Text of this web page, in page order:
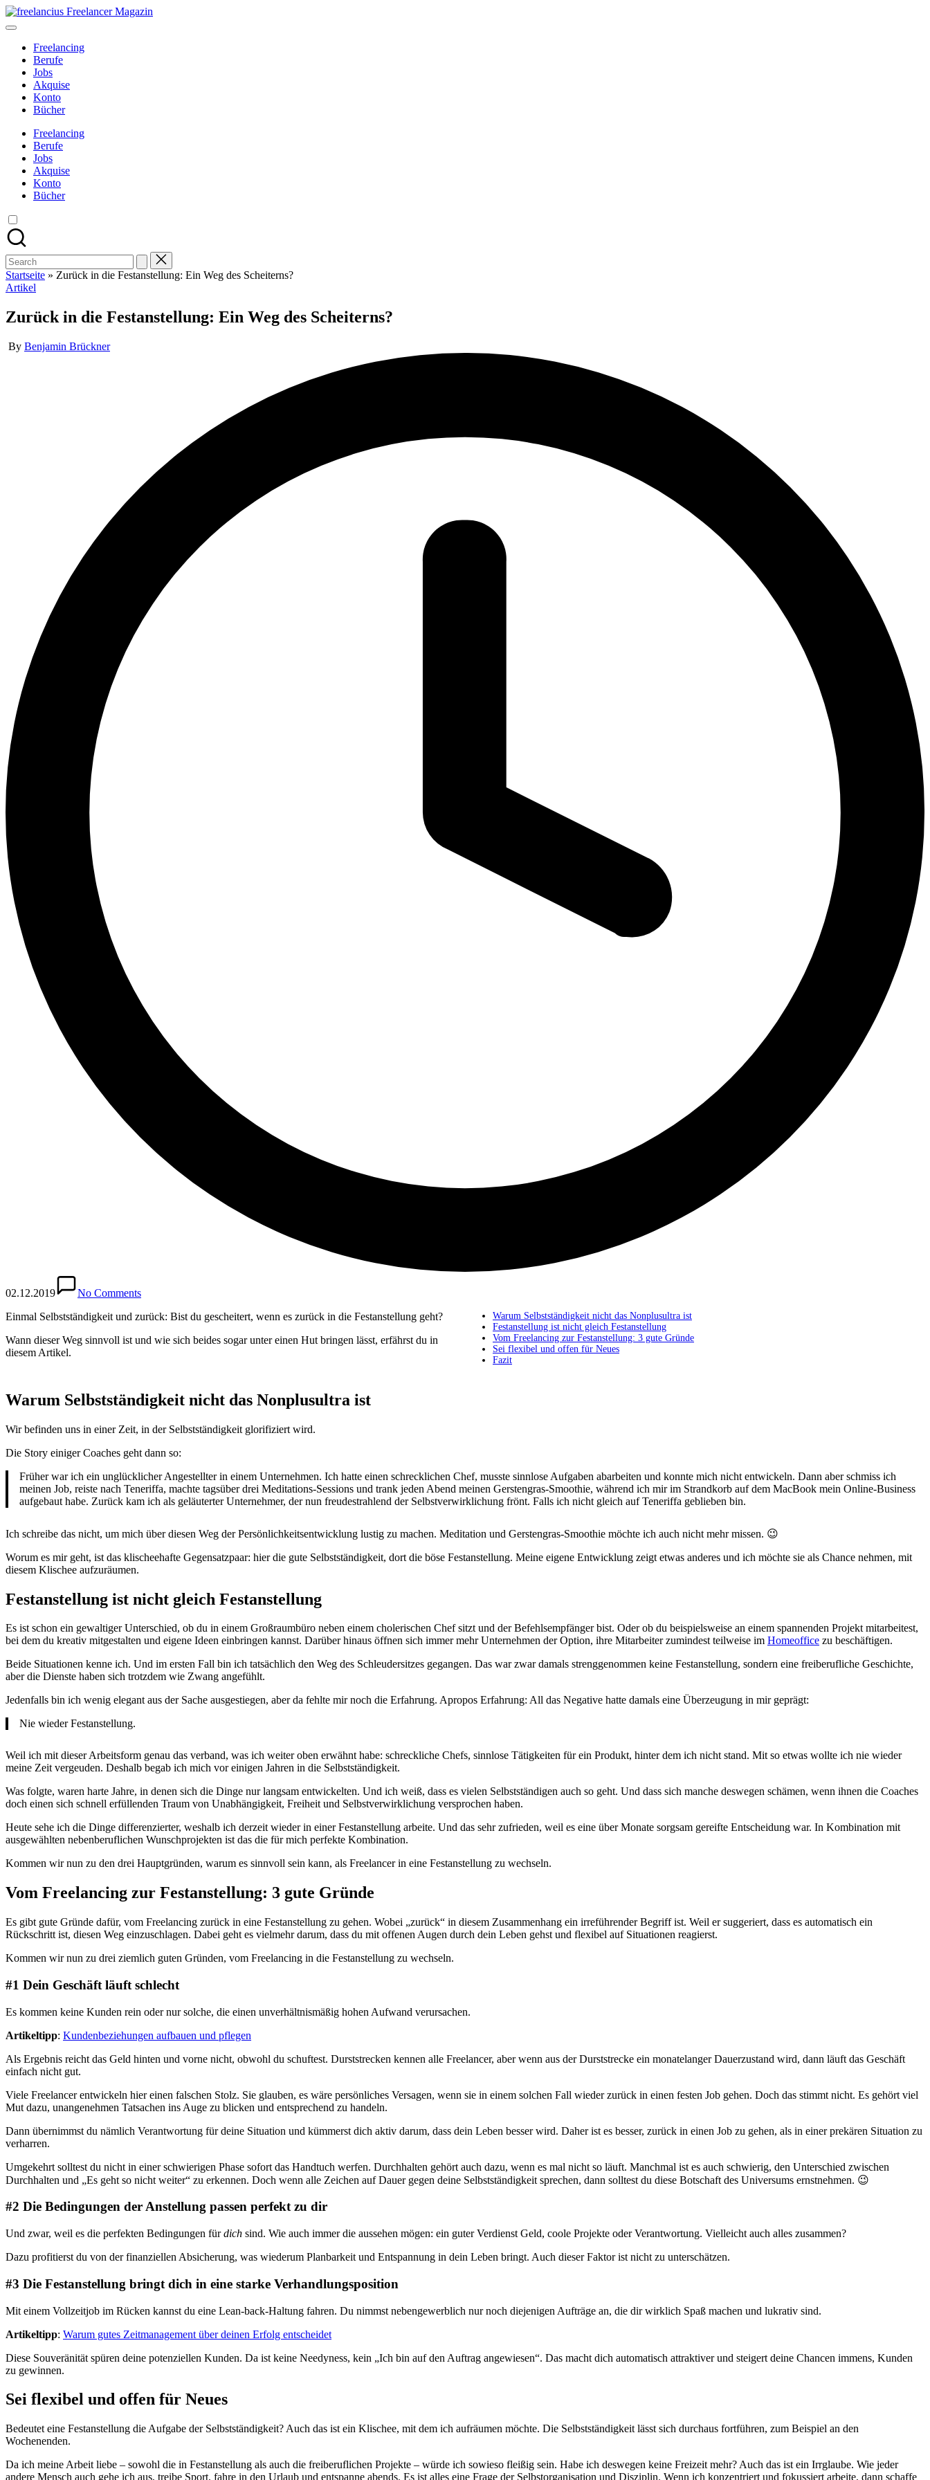
Skip
to
Das
Wohnzimmer
Freelancer
Freelancing
Berufe
Jobs
Akquise
Konto
Bücher
Freelancing
Berufe
Jobs
Akquise
Konto
Bücher
Search
for:
Startseite » Zurück in die Festanstellung: Ein Weg des Scheiterns?
Posted
Artikel
Zurück in die Festanstellung: Ein Weg des Scheiterns?
Posted
By Benjamin Brückner
02.12.2019
No Comments
Einmal Selbstständigkeit und zurück: Bist du gescheitert, wenn es zurück in die Festanstellung geht?
Wann dieser Weg sinnvoll ist und wie sich beides sogar unter einen Hut bringen lässt, erfährst du in
diesem Artikel.
Warum Selbstständigkeit nicht das Nonplusultra ist
Festanstellung ist nicht gleich Festanstellung
Vom Freelancing zur Festanstellung: 3 gute Gründe
Sei flexibel und offen für Neues
Fazit
Warum Selbstständigkeit nicht das Nonplusultra ist
Wir befinden uns in einer Zeit, in der Selbstständigkeit glorifiziert wird.
Die Story einiger Coaches geht dann so:
Früher war ich ein unglücklicher Angestellter in einem Unternehmen. Ich hatte einen schrecklichen Chef, musste sinnlose Aufgaben abarbeiten und konnte mich nicht entwickeln. Dann aber schmiss ich
meinen Job, reiste nach Teneriffa, machte tagsüber drei Meditations-Sessions und trank jeden Abend meinen Gerstengras-Smoothie, während ich mir im Strandkorb auf dem MacBook mein Online-Business
aufgebaut habe. Zurück kam ich als geläuterter Unternehmer, der nun freudestrahlend der Selbstverwirklichung frönt. Falls ich nicht gleich auf Teneriffa geblieben bin.
Ich schreibe das nicht, um mich über diesen Weg der Persönlichkeitsentwicklung lustig zu machen. Meditation und Gerstengras-Smoothie möchte ich auch nicht mehr missen. 😉
Worum es mir geht, ist das klischeehafte Gegensatzpaar: hier die gute Selbstständigkeit, dort die böse Festanstellung. Meine eigene Entwicklung zeigt etwas anderes und ich möchte sie als Chance nehmen, mit
diesem Klischee aufzuräumen.
Festanstellung ist nicht gleich Festanstellung
Es ist schon ein gewaltiger Unterschied, ob du in einem Großraumbüro neben einem cholerischen Chef sitzt und der Befehlsempfänger bist. Oder ob du beispielsweise an einem spannenden Projekt mitarbeitest,
bei dem du kreativ mitgestalten und eigene Ideen einbringen kannst. Darüber hinaus öffnen sich immer mehr Unternehmen der Option, ihre Mitarbeiter zumindest teilweise im Homeoffice zu beschäftigen.
Beide Situationen kenne ich. Und im ersten Fall bin ich tatsächlich den Weg des Schleudersitzes gegangen. Das war zwar damals strenggenommen keine Festanstellung, sondern eine freiberufliche Geschichte,
aber die Dienste haben sich trotzdem wie Zwang angefühlt.
Jedenfalls bin ich wenig elegant aus der Sache ausgestiegen, aber da fehlte mir noch die Erfahrung. Apropos Erfahrung: All das Negative hatte damals eine Überzeugung in mir geprägt:
Nie wieder Festanstellung.
Weil ich mit dieser Arbeitsform genau das verband, was ich weiter oben erwähnt habe: schreckliche Chefs, sinnlose Tätigkeiten für ein Produkt, hinter dem ich nicht stand. Mit so etwas wollte ich nie wieder
meine Zeit vergeuden. Deshalb begab ich mich vor einigen Jahren in die Selbstständigkeit.
Was folgte, waren harte Jahre, in denen sich die Dinge nur langsam entwickelten. Und ich weiß, dass es vielen Selbstständigen auch so geht. Und dass sich manche deswegen schämen, wenn ihnen die Coaches
doch einen sich schnell erfüllenden Traum von Unabhängigkeit, Freiheit und Selbstverwirklichung versprochen haben.
Heute sehe ich die Dinge differenzierter, weshalb ich derzeit wieder in einer Festanstellung arbeite. Und das sehr zufrieden, weil es eine über Monate sorgsam gereifte Entscheidung war. In Kombination mit
ausgewählten nebenberuflichen Wunschprojekten ist das die für mich perfekte Kombination.
Kommen wir nun zu den drei Hauptgründen, warum es sinnvoll sein kann, als Freelancer in eine Festanstellung zu wechseln.
Vom Freelancing zur Festanstellung: 3 gute Gründe
Es gibt gute Gründe dafür, vom Freelancing zurück in eine Festanstellung zu gehen. Wobei „zurück“ in diesem Zusammenhang ein irreführender Begriff ist. Weil er suggeriert, dass es automatisch ein
Rückschritt ist, diesen Weg einzuschlagen. Dabei geht es vielmehr darum, dass du mit offenen Augen durch dein Leben gehst und flexibel auf Situationen reagierst.
Kommen wir nun zu drei ziemlich guten Gründen, vom Freelancing in die Festanstellung zu wechseln.
#1 Dein Geschäft läuft schlecht
Es kommen keine Kunden rein oder nur solche, die einen unverhältnismäßig hohen Aufwand verursachen.
Artikeltipp: Kundenbeziehungen aufbauen und pflegen
Als Ergebnis reicht das Geld hinten und vorne nicht, obwohl du schuftest. Durststrecken kennen alle Freelancer, aber wenn aus der Durststrecke ein monatelanger Dauerzustand wird, dann läuft das Geschäft
einfach nicht gut.
Viele Freelancer entwickeln hier einen falschen Stolz. Sie glauben, es wäre persönliches Versagen, wenn sie in einem solchen Fall wieder zurück in einen festen Job gehen. Doch das stimmt nicht. Es gehört viel
Mut dazu, unangenehmen Tatsachen ins Auge zu blicken und entsprechend zu handeln.
Dann übernimmst du nämlich Verantwortung für deine Situation und kümmerst dich aktiv darum, dass dein Leben besser wird. Daher ist es besser, zurück in einen Job zu gehen, als in einer prekären Situation zu
verharren.
Umgekehrt solltest du nicht in einer schwierigen Phase sofort das Handtuch werfen. Durchhalten gehört auch dazu, wenn es mal nicht so läuft. Manchmal ist es auch schwierig, den Unterschied zwischen
Durchhalten und „Es geht so nicht weiter“ zu erkennen. Doch wenn alle Zeichen auf Dauer gegen deine Selbstständigkeit sprechen, dann solltest du diese Botschaft des Universums ernstnehmen. 😉
#2 Die Bedingungen der Anstellung passen perfekt zu dir
Und zwar, weil es die perfekten Bedingungen fürdich sind. Wie auch immer die aussehen mögen: ein guter Verdienst Geld, coole Projekte oder Verantwortung. Vielleicht auch alles zusammen?
Dazu profitierst du von der finanziellen Absicherung, was wiederum Planbarkeit und Entspannung in dein Leben bringt. Auch dieser Faktor ist nicht zu unterschätzen.
#3 Die Festanstellung bringt dich in eine starke Verhandlungsposition
Mit einem Vollzeitjob im Rücken kannst du eine Lean-back-Haltung fahren. Du nimmst nebengewerblich nur noch diejenigen Aufträge an, die dir wirklich Spaß machen und lukrativ sind.
Artikeltipp: Warum gutes Zeitmanagement über deinen Erfolg entscheidet
Diese Souveränität spüren deine potenziellen Kunden. Da ist keine Needyness, kein „Ich bin auf den Auftrag angewiesen“. Das macht dich automatisch attraktiver und steigert deine Chancen immens, Kunden
zu gewinnen.
Sei flexibel und offen für Neues
Bedeutet eine Festanstellung die Aufgabe der Selbstständigkeit? Auch das ist ein Klischee, mit dem ich aufräumen möchte. Die Selbstständigkeit lässt sich durchaus fortführen, zum Beispiel an den
Wochenenden.
Da ich meine Arbeit liebe – sowohl die in Festanstellung als auch die freiberuflichen Projekte – würde ich sowieso fleißig sein. Habe ich deswegen keine Freizeit mehr? Auch das ist ein Irrglaube. Wie jeder
andere Mensch auch gehe ich aus, treibe Sport, fahre in den Urlaub und entspanne abends. Es ist alles eine Frage der Selbstorganisation und Disziplin. Wenn ich konzentriert und fokussiert arbeite, dann schaffe